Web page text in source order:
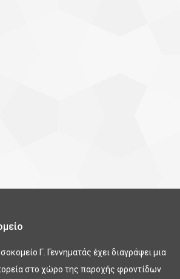
Γ. Γεννηματάς έχει διαγράψει μια
στο χώρο της παροχής φροντίδων